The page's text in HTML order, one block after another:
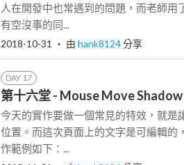
人在開發中也常遇到的問題，而老師用
有空沒事的同...
2018-10-31 ‧ 由 hank8124分享
DAY 17
第十六堂 - Mouse Move Shadow
今天的實作要做一個常見的特效，就是
位置。而這次頁面上的文字是可編輯的
作範例如下：...